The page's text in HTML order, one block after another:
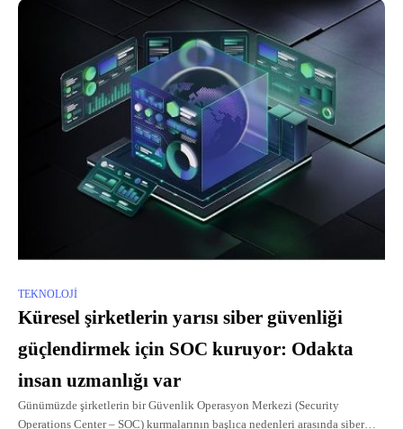
TEKNOLOJI
Küresel şirketlerin yarısı siber güvenliği
güçlendirmek için SOC kuruyor: Odakta
insan uzmanlığı var
Günümüzde şirketlerin bir Güvenlik Operasyon Merkezi (Security
Operations Center – SOC) kurmalarının başlıca nedenleri arasında siber